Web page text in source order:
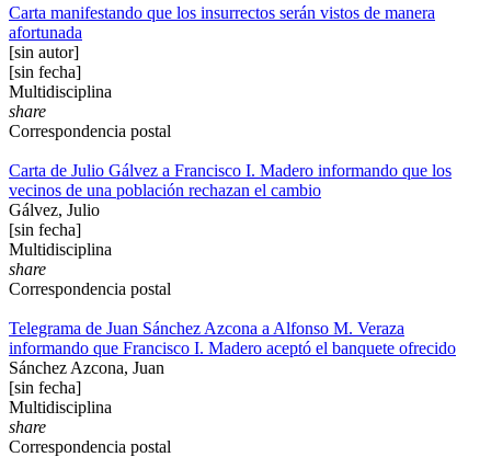
Carta manifestando que los insurrectos serán vistos de manera
afortunada
[sin autor]
[sin fecha]
Multidisciplina
share
Correspondencia postal
Carta de Julio Gálvez a Francisco I. Madero informando que los
vecinos de una población rechazan el cambio
Gálvez, Julio
[sin fecha]
Multidisciplina
share
Correspondencia postal
Telegrama de Juan Sánchez Azcona a Alfonso M. Veraza
informando que Francisco I. Madero aceptó el banquete ofrecido
Sánchez Azcona, Juan
[sin fecha]
Multidisciplina
share
Correspondencia postal